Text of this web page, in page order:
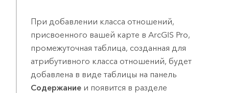
При добавлении класса отношений,
присвоенного вашей карте в ArcGIS Pro,
промежуточная таблица, созданная для
атрибутивного класса отношений, будет
добавлена в виде таблицы на панель
Содержаниеи появится в разделе